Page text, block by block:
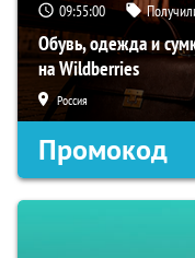
09:54:59
Обувь, одежда и
на Wildberries
Россия
Промокод